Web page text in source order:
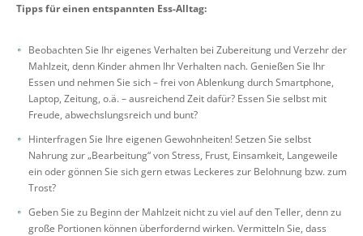
Tipps für einen entspannten Ess-Alltag:
Beobachten Sie Ihr eigenes Verhalten bei Zubereitung und Verzehr der
Mahlzeit, denn Kinder ahmen Ihr Verhalten nach. Genießen Sie Ihr
Essen und nehmen Sie sich – frei von Ablenkung durch Smartphone,
Laptop, Zeitung, o.ä. – ausreichend Zeit dafür? Essen Sie selbst mit
Freude, abwechslungsreich und bunt?
Hinterfragen Sie Ihre eigenen Gewohnheiten! Setzen Sie selbst
Nahrung zur „Bearbeitung“ von Stress, Frust, Einsamkeit, Langeweile
ein oder gönnen Sie sich gern etwas Leckeres zur Belohnung bzw. zum
Trost?
Geben Sie zu Beginn der Mahlzeit nicht zu viel auf den Teller, denn zu
große Portionen können überfordernd wirken. Vermitteln Sie, dass